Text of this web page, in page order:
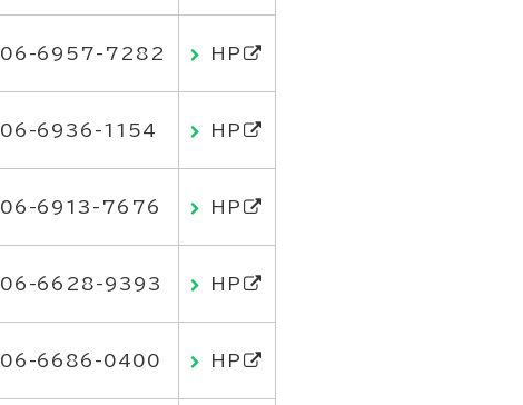
06-6957-7282 HP
06-6936-1154 HP
06-6913-7676 HP
06-6628-9393 HP
06-6686-0400 HP